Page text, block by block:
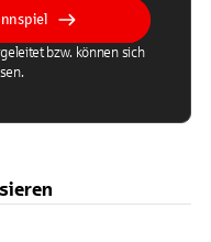
bzw. können sich